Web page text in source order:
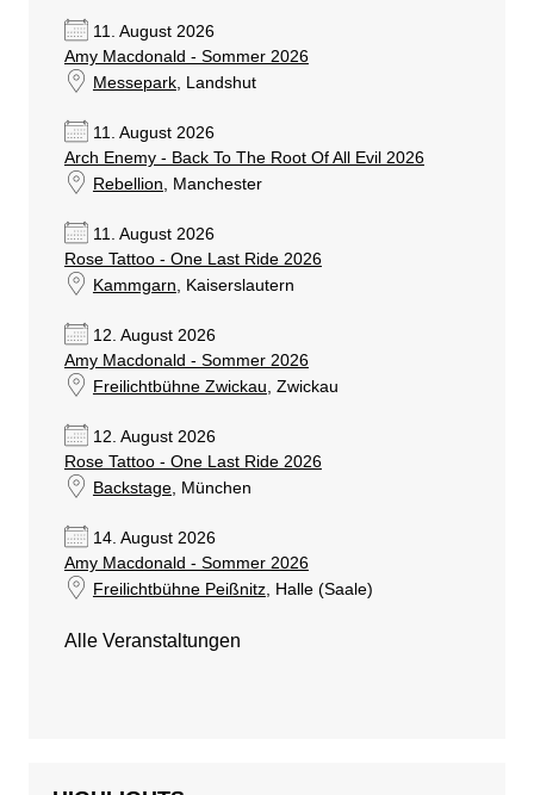
11. August 2026
Amy Macdonald - Sommer 2026
Messepark, Landshut
11. August 2026
Arch Enemy - Back To The Root Of All Evil 2026
Rebellion, Manchester
11. August 2026
Rose Tattoo - One Last Ride 2026
Kammgarn, Kaiserslautern
12. August 2026
Amy Macdonald - Sommer 2026
Freilichtbühne Zwickau, Zwickau
12. August 2026
Rose Tattoo - One Last Ride 2026
Backstage, München
14. August 2026
Amy Macdonald - Sommer 2026
Freilichtbühne Peißnitz, Halle (Saale)
Alle Veranstaltungen